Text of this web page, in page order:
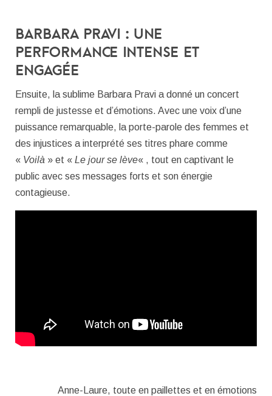
Barbara Pravi : une
performance intense et
engagée
Ensuite, la sublime Barbara Pravi a donné un concert
rempli de justesse et d’émotions. Avec une voix d’une
puissance remarquable, la porte-parole des femmes et
des injustices a interprété ses titres phare comme
« Voilà » et « Le jour se lève« , tout en captivant le
public avec ses messages forts et son énergie
contagieuse.
Anne-Laure, toute en paillettes et en émotions